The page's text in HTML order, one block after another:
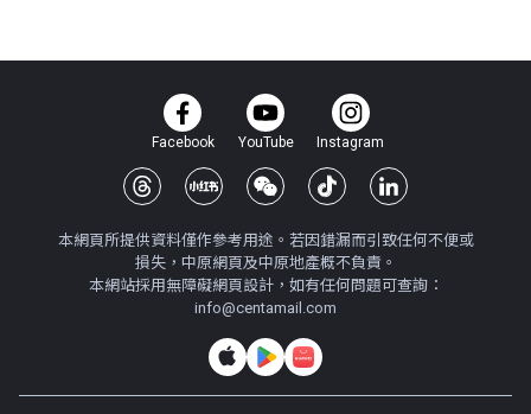
Facebook YouTube Instagram
本網頁所提供資料僅作參考用途。若因錯漏而引致任何不便或
損失，中原網頁及中原地產概不負責。
本網站採用無障礙網頁設計，如有任何問題可查詢：
info@centamail.com